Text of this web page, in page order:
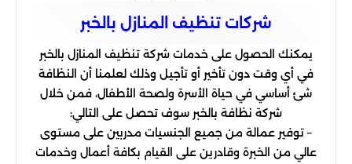
شركات تنظيف المنازل بالخبر
يمكنك الحصول على خدمات شركة تنظيف المنازل بالخبر
في أي وقت دون تأخير أو تأجيل وذلك لعلمنا أن النظافة
شئ أساسي في حياة الأسرة ولصحة الأطفال، فمن خلال
شركة نظافة بالخبر سوف تحصل على التالي:
– توفير عمالة من جميع الجنسيات مدربين على مستوى
عالي من الخبرة وقادرين على القيام بكافة أعمال وخدمات